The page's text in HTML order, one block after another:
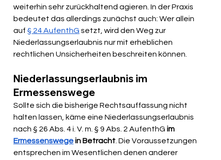
weiterhin sehr zurückhaltend agieren. In der Praxis
bedeutet das allerdings zunächst auch: Wer allein
auf § 24 AufenthG setzt, wird den Weg zur
Niederlassungserlaubnis nur mit erheblichen
rechtlichen Unsicherheiten beschreiten können.
Niederlassungserlaubnis im
Ermessenswege
Sollte sich die bisherige Rechtsauffassung nicht
halten lassen, käme eine Niederlassungserlaubnis
nach § 26 Abs. 4 i. V. m. § 9 Abs. 2 AufenthG im
Ermessenswege in Betracht. Die Voraussetzungen
entsprechen im Wesentlichen denen anderer